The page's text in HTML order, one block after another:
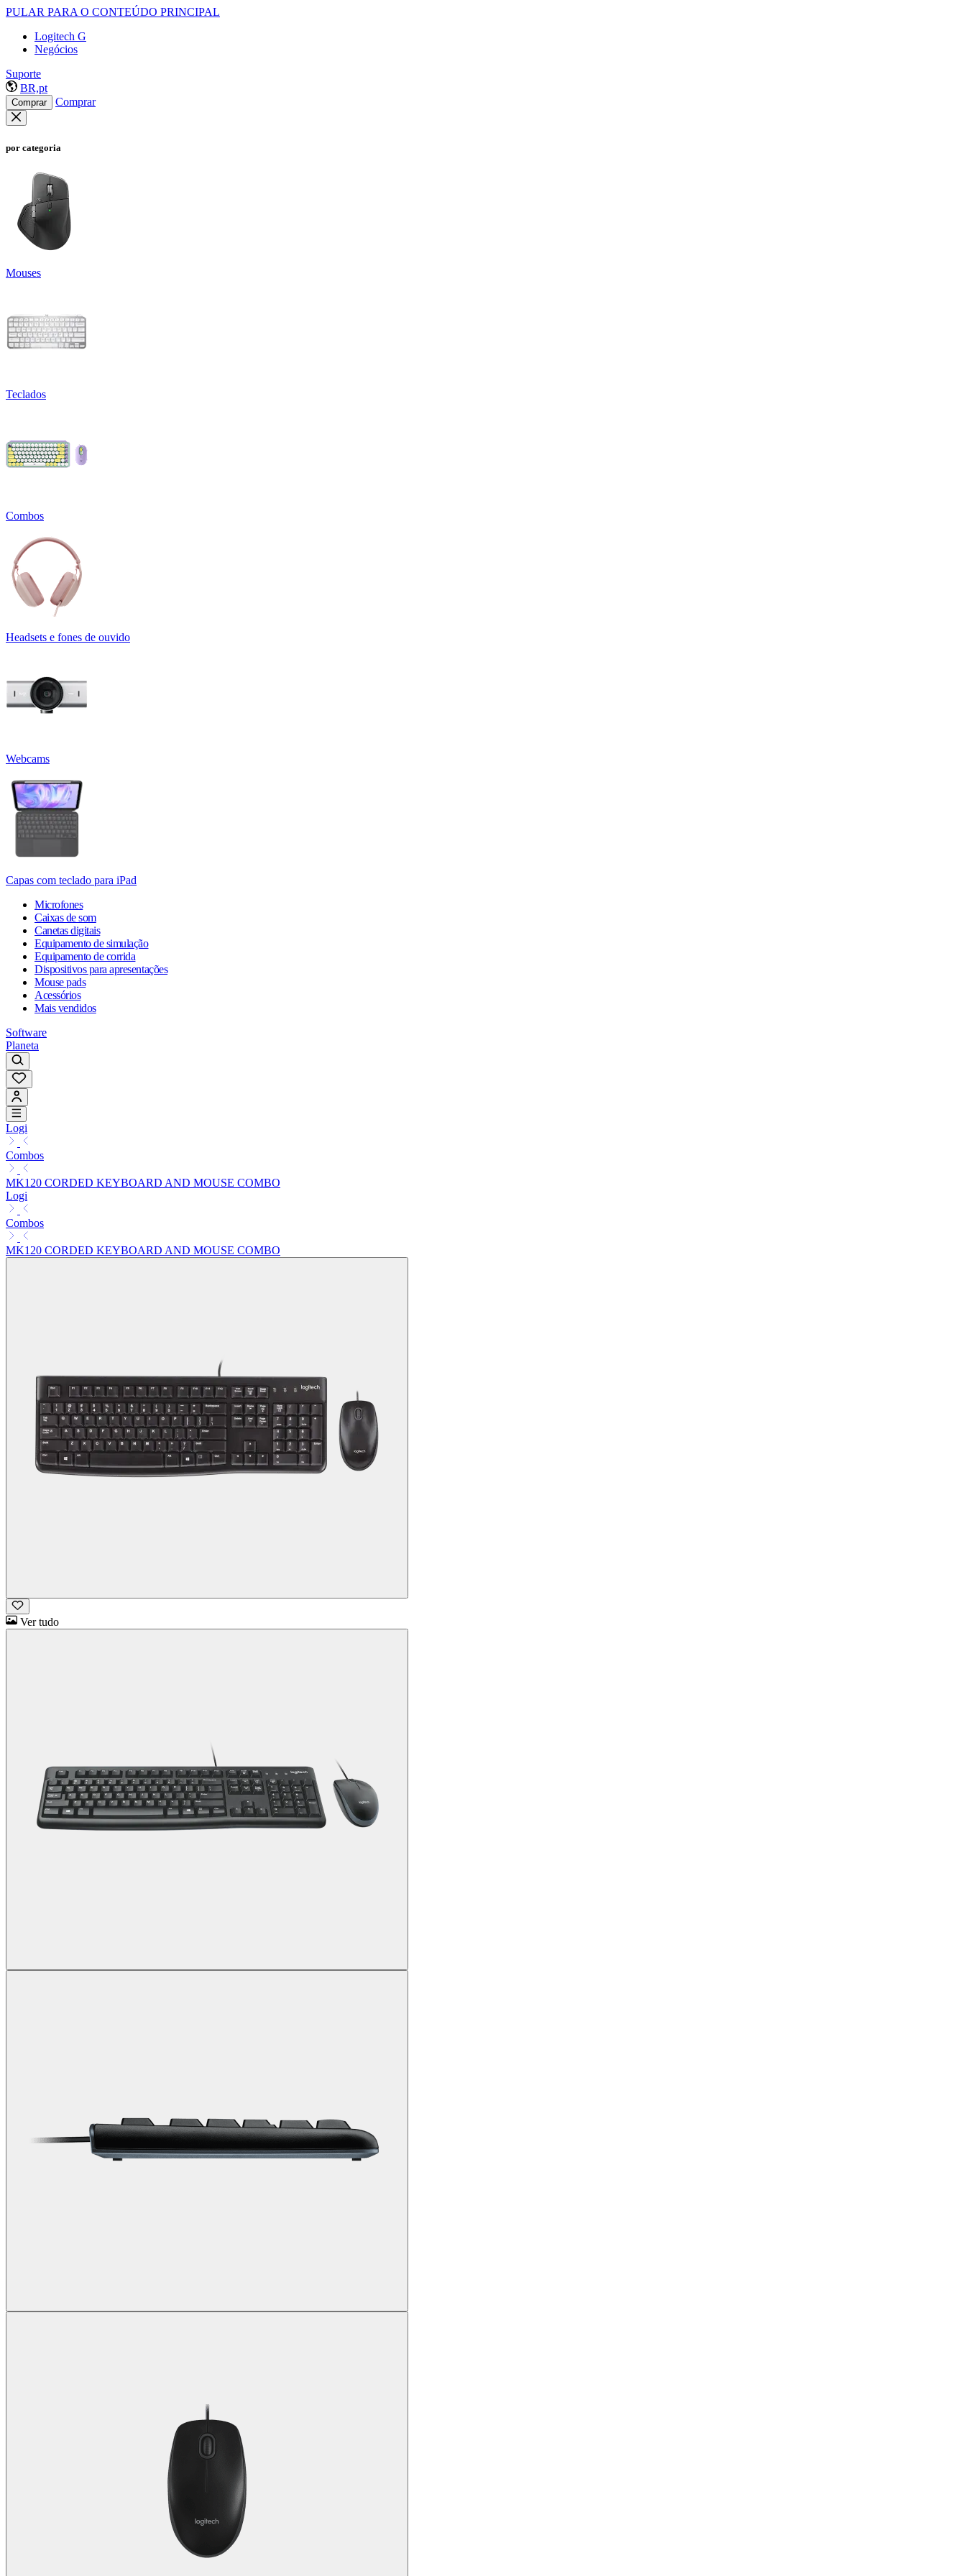
PULAR PARA O CONTEÚDO PRINCIPAL
Logitech G
Negócios
Suporte
BR,pt
Comprar Comprar
por categoria
Mouses
Teclados
Combos
Headsets e fones de ouvido
Webcams
Capas com teclado para iPad
Microfones
Caixas de som
Canetas digitais
Equipamento de simulação
Equipamento de corrida
Dispositivos para apresentações
Mouse pads
Acessórios
Mais vendidos
Software
Planeta
Logi
Combos
MK120 CORDED KEYBOARD AND MOUSE COMBO
Logi
Combos
MK120 CORDED KEYBOARD AND MOUSE COMBO
Ver tudo